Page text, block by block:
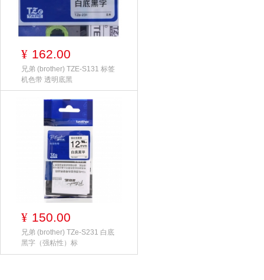
¥ 162.00
兄弟 (brother) TZE-S131 标签
机色带 透明底黑
¥ 150.00
兄弟 (brother) TZe-S231 白底
黑字（强粘性）标